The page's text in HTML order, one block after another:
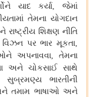
યાદ કર્યા,જેમાં
તેમના યોગદાન
રાષ્ટ્રીય શિક્ષણ નીતિ
વિઝન પર ભાર મૂકતા
અપનાવવા
તેમના
અને ચોકસાઈ સાથે
સુબ્રમણ્ય ભારતીની
તમામ ભાષાઓ અને